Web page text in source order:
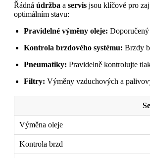
Řádná údržba a servis jsou klíčové pro
optimálním stavu:
Pravidelné výměny oleje:
Kontrola brzdového systému: Brzdy
Pneumatiky: Pravidelně kontrolujte
Filtry: Výměny vzduchových a
Výměna oleje
Kontrola brzd